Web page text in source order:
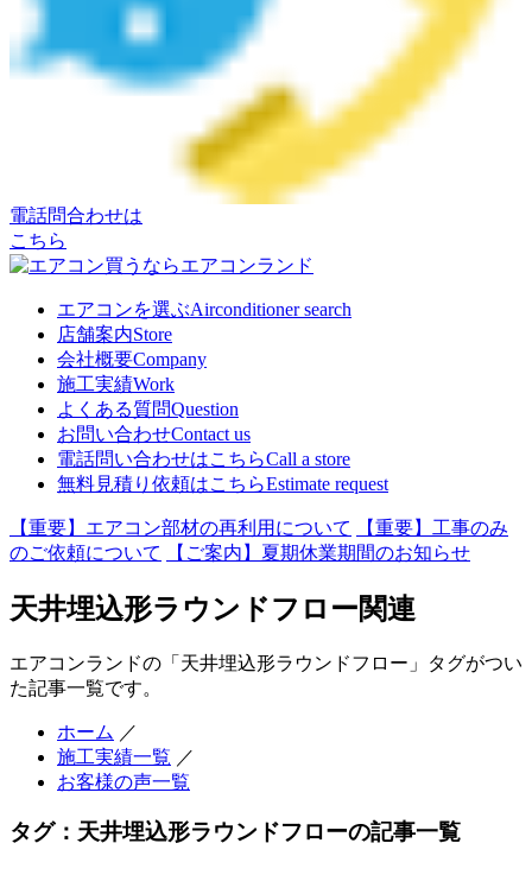
電話問合わせは
こちら
エアコンを選ぶAirconditioner search
店舗案内Store
会社概要Company
施工実績Work
よくある質問Question
お問い合わせContact us
電話問い合わせはこちらCall a store
無料見積り依頼はこちらEstimate request
【重要】エアコン部材の再利用について
【重要】工事のみ
のご依頼について
【ご案内】夏期休業期間のお知らせ
天井埋込形ラウンドフロー関連
エアコンランドの「天井埋込形ラウンドフロー」タグがつい
た記事一覧です。
ホーム ／
施工実績一覧 ／
お客様の声一覧
タグ：天井埋込形ラウンドフローの記事一覧